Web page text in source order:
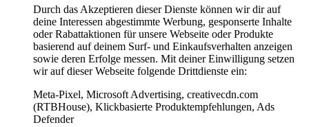
Durch das Akzeptieren dieser Dienste können wir dir auf
deine Interessen abgestimmte Werbung, gesponserte Inhalte
oder Rabattaktionen für unsere Webseite oder Produkte
basierend auf deinem Surf- und Einkaufsverhalten anzeigen
sowie deren Erfolge messen. Mit deiner Einwilligung setzen
wir auf dieser Webseite folgende Drittdienste ein:
Meta-Pixel, Microsoft Advertising, creativecdn.com
(RTBHouse), Klickbasierte Produktempfehlungen, Ads
Defender